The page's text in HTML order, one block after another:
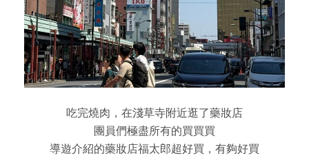
吃完燒肉，在淺草寺附近逛了藥妝店
團員們極盡所有的買買買
導遊介紹的藥妝店福太郎超好買，有夠好買